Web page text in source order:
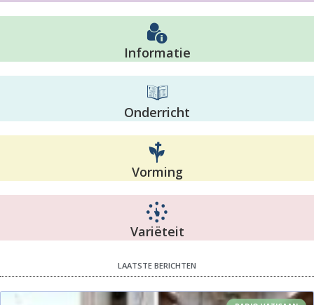
Informatie
Onderricht
Vorming
Variëteit
LAATSTE BERICHTEN